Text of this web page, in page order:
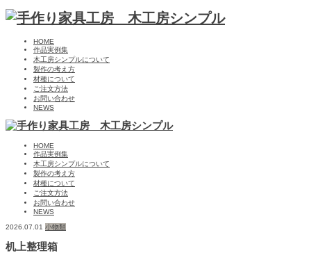
HOME
作品実例集
木工房シンプルについて
製作の考え方
材種について
ご注文方法
お問い合わせ
NEWS
HOME
作品実例集
木工房シンプルについて
製作の考え方
材種について
ご注文方法
お問い合わせ
NEWS
2026.07.01 小物類
机上整理箱